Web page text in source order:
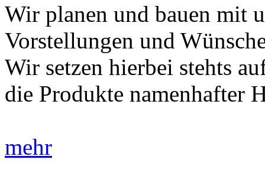
Wir planen und bauen mit
Vorstellungen und
Wir setzen hierbei stehts
die Produkte namenhafter
mehr